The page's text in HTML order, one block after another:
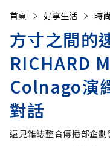
首頁 好享生活 時
方寸之間的
RICHARD
Colnago演
對話
遠見雜誌整合傳播部企劃